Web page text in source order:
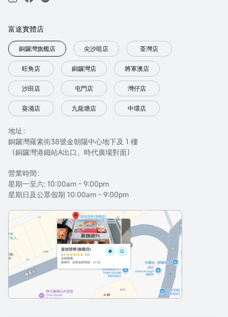
富途實體店
銅鑼灣旗艦店 尖沙咀店 荃灣店
旺角店 銅鑼灣店 將軍澳店
沙田店 屯門店 灣仔店
葵涌店 九龍塘店 中環店
地址：
銅鑼灣羅素街38號金朝陽中心地下及 1 樓
（銅鑼灣港鐵站A出口，時代廣場對面）
營業時間：
星期一至六: 10:00am - 9:00pm
星期日及公眾假期 10:00am - 9:00pm